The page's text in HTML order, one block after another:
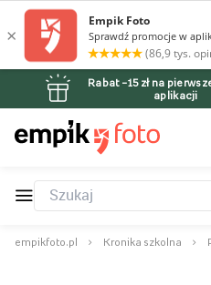
Rabat –15 zł na
aplikacji
empikfoto.pl Kronika szkolna